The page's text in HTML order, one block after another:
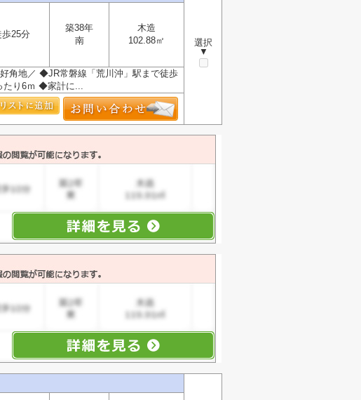
選択
▼
歩25分
築38年
南
木造
102.88㎡
角地／ ◆JR常磐線「荒川沖」駅まで徒歩
たり6ｍ ◆家計に...